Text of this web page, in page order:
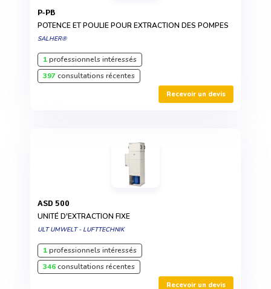
P-PB
POTENCE ET POULIE POUR EXTRACTION DES POMPES
SALHER®
1professionnels intéressés
397consultations récentes
Recevoir un devis
ASD 500
UNITÉ D'EXTRACTION FIXE
ULT UMWELT - LUFTTECHNIK
1professionnels intéressés
346consultations récentes
Recevoir un devis